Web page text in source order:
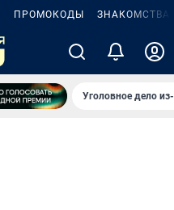
ПРОМОКОДЫ ЗНАКОМСТВА
Уголовное дело